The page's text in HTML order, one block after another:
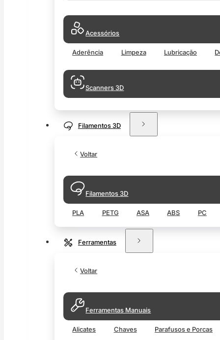
Acessórios
Aderência Limpeza Lubricação
Scanners 3D
Filamentos 3D
Voltar
Filamentos 3D
PLA PETG ASA ABS PC
Ferramentas
Voltar
Ferramentas Manuais
Alicates Chaves Parafusos e Porcas